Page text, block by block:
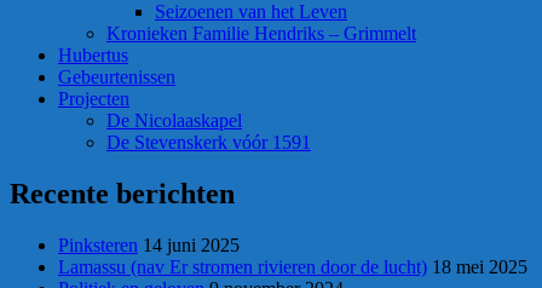
Seizoenen van het Leven
Kronieken Familie Hendriks – Grimmelt
Hubertus
Gebeurtenissen
Projecten
De Nicolaaskapel
De Stevenskerk vóór 1591
Recente berichten
Pinksteren 14 juni 2025
Lamassu (nav Er stromen rivieren door de lucht) 18 mei 2025